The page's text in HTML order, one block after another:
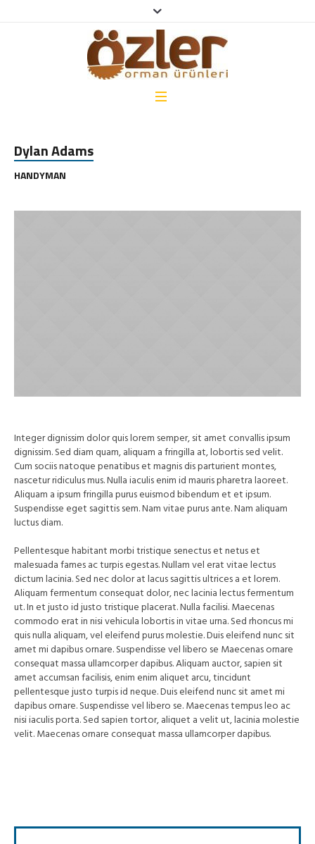
Dylan Adams
HANDYMAN
Integer dignissim dolor quis lorem semper, sit amet convallis ipsum
dignissim. Sed diam quam, aliquam a fringilla at, lobortis sed velit.
Cum sociis natoque penatibus et magnis dis parturient montes,
nascetur ridiculus mus. Nulla iaculis enim id mauris pharetra laoreet.
Aliquam a ipsum fringilla purus euismod bibendum et et ipsum.
Suspendisse eget sagittis sem. Nam vitae purus ante. Nam aliquam
luctus diam.
Pellentesque habitant morbi tristique senectus et netus et
malesuada fames ac turpis egestas. Nullam vel erat vitae lectus
dictum lacinia. Sed nec dolor at lacus sagittis ultrices a et lorem.
Aliquam fermentum consequat dolor, nec lacinia lectus fermentum
ut. In et justo id justo tristique placerat. Nulla facilisi. Maecenas
commodo erat in nisi vehicula lobortis in vitae urna. Sed rhoncus mi
quis nulla aliquam, vel eleifend purus molestie. Duis eleifend nunc sit
amet mi dapibus ornare. Suspendisse vel libero se Maecenas ornare
consequat massa ullamcorper dapibus. Aliquam auctor, sapien sit
amet accumsan facilisis, enim enim aliquet arcu, tincidunt
pellentesque justo turpis id neque. Duis eleifend nunc sit amet mi
dapibus ornare. Suspendisse vel libero se. Maecenas tempus leo ac
nisi iaculis porta. Sed sapien tortor, aliquet a velit ut, lacinia molestie
velit. Maecenas ornare consequat massa ullamcorper dapibus.